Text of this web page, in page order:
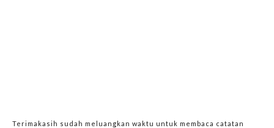
Terimakasih sudah meluangkan waktu untuk membaca catatan